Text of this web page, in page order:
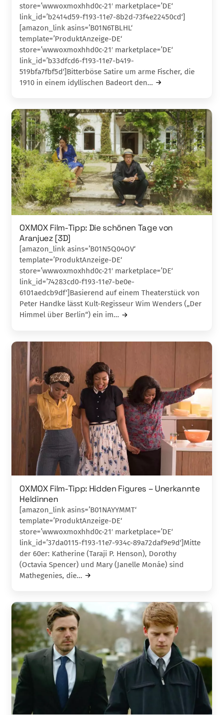
store=’wwwoxmoxhhd0c-21′ marketplace=’DE‘
link_id=’b2414d59-f193-11e7-8b2d-73f4e22450cd‘]
[amazon_link asins=’B01N6TBLHL‘
template=’ProduktAnzeige-DE‘
store=’wwwoxmoxhhd0c-21′ marketplace=’DE‘
link_id=’b33dfcd6-f193-11e7-b419-
519bfa7fbf5d‘]Bitterböse Satire um arme Fischer, die
1910 in ei­nem idyllischen Badeort den…
OXMOX Film-Tipp: Die schönen Tage von
Aranjuez [3D]
[amazon_link asins=’B01N5Q04OV‘
template=’ProduktAnzeige-DE‘
store=’wwwoxmoxhhd0c-21′ marketplace=’DE‘
link_id=’74283cd0-f193-11e7-be0e-
6101aedcb9df‘]Basierend auf einem Theaterstück von
Peter Hand­ke lässt Kult-Regisseur Wim Wenders („Der
Him­mel über Berlin“) ein im…
OXMOX Film-Tipp: Hidden Figures – Unerkannte
Heldinnen
[amazon_link asins=’B01NAYYMMT‘
template=’ProduktAnzeige-DE‘
store=’wwwoxmoxhhd0c-21′ marketplace=’DE‘
link_id=’37da0115-f193-11e7-934c-89a72daf9e9d‘]Mitte
der 60er: Katherine (Taraji P. Henson), Do­rothy
(Octavia Spencer) und Mary (Janelle Mo­náe) sind
Mathegenies, die…